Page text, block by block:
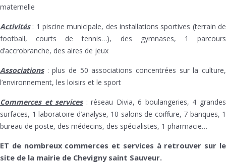
maternelle
Activités: 1 piscine municipale, des installations sportives (terrain de
football, courts de tennis…), des gymnases, 1 parcours
d’accrobranche, des aires de jeux
Associations: plus de 50 associations concentrées sur la culture,
l’environnement, les loisirs et le sport
Commerces et services: réseau Divia, 6 boulangeries, 4 grandes
surfaces, 1 laboratoire d’analyse, 10 salons de coiffure, 7 banques, 1
bureau de poste, des médecins, des spécialistes, 1 pharmacie…
ET de nombreux commerces et services à retrouver sur le
site de la mairie de Chevigny saint Sauveur.